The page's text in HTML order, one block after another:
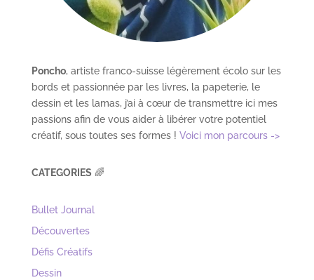
Poncho, artiste franco-suisse légèrement écolo sur les
bords et passionnée par les livres, la papeterie, le
dessin et les lamas, j’ai à cœur de transmettre ici mes
passions afin de vous aider à libérer votre potentiel
créatif, sous toutes ses formes ! Voici mon parcours ->
CATEGORIES 🌈
Bullet Journal
Découvertes
Défis Créatifs
Dessin